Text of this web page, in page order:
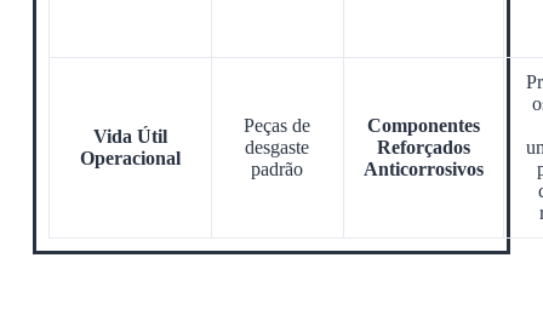
Vida Útil
Operacional
Peças de
desgaste
padrão
Componentes
Reforçados
Anticorrosivos